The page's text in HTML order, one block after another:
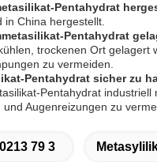
Pentahydrat
China hergestellt.
Pentahydrat
trockenen Ort
zu vermeiden.
Pentahydrat sicher zu
Pentahydrat
Augenreizungen zu
79 3